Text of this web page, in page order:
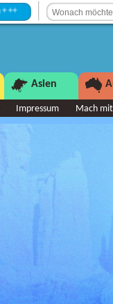
Asien
Impressum Mach mit